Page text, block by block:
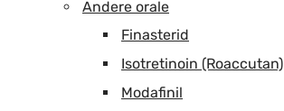
Andere orale
Finasterid
Isotretinoin (Roaccutan)
Modafinil